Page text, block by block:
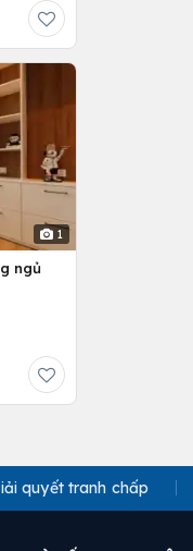
1
ngủ
quyết tranh chấp